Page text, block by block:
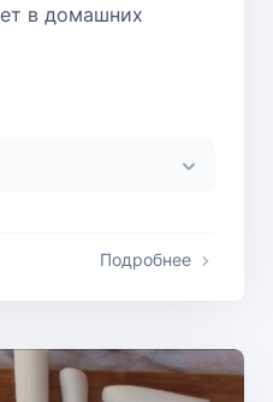
в домашних
Подробнее